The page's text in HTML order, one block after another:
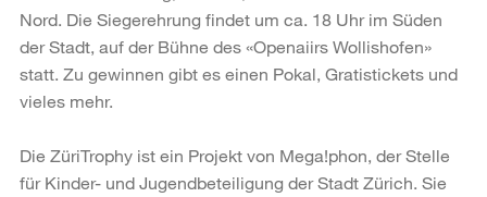
Nord. Die Siegerehrung findet um ca. 18 Uhr im Süden
der Stadt, auf der Bühne des «Openaiirs Wollishofen»
statt. Zu gewinnen gibt es einen Pokal, Gratistickets und
vieles mehr.
Die ZüriTrophy ist ein Projekt von Mega!phon, der Stelle
für Kinder- und Jugendbeteiligung der Stadt Zürich. Sie